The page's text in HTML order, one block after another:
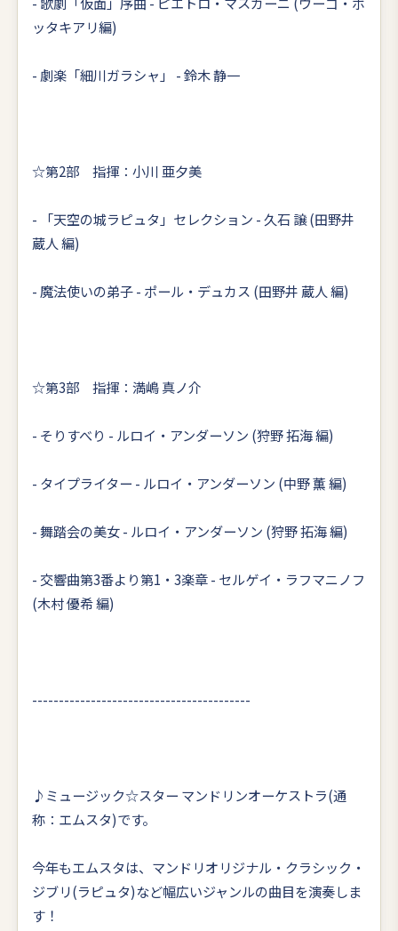
ッタキアリ編)
- 劇楽「細川ガラシャ」 - 鈴木 静一
☆第2部 指揮：小川 亜夕美
- 「天空の城ラピュタ」セレクション - 久石 譲 (田野井
蔵人 編)
- 魔法使いの弟子 - ポール・デュカス (田野井 蔵人 編)
☆第3部 指揮：満嶋 真ノ介
- そりすべり - ルロイ・アンダーソン (狩野 拓海 編)
- タイプライター - ルロイ・アンダーソン (中野 薫 編)
- 舞踏会の美女 - ルロイ・アンダーソン (狩野 拓海 編)
- 交響曲第3番より第1・3楽章 - セルゲイ・ラフマニノフ
(木村 優希 編)
-----------------------------------------
♪ミュージック☆スター マンドリンオーケストラ(通
称：エムスタ)です。
今年もエムスタは、マンドリオリジナル・クラシック・
ジブリ(ラピュタ)など幅広いジャンルの曲目を演奏しま
す！